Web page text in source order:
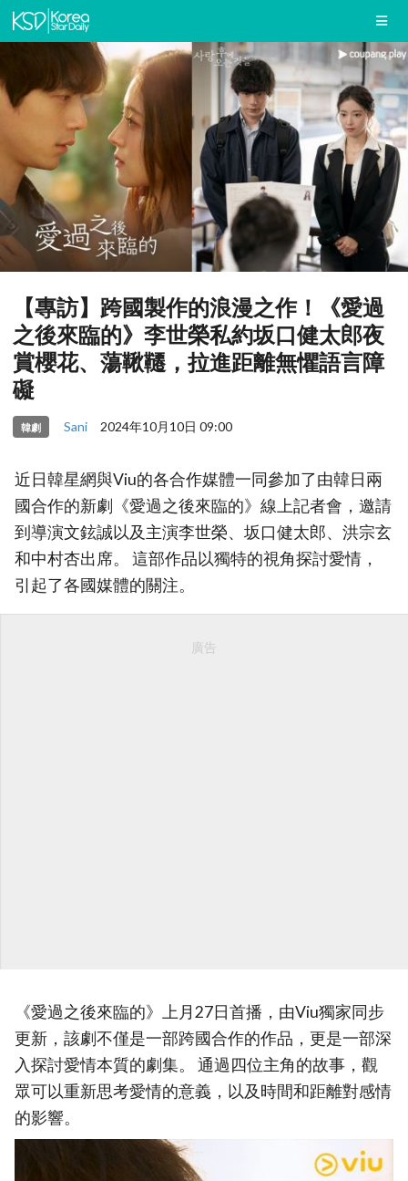
【專訪】跨國製作的浪漫之作！《愛過
之後來臨的》李世榮私約坂口健太郎夜
賞櫻花、蕩鞦韆，拉進距離無懼語言障
礙
韓劇 Sani 2024年10月10日 09:00
近日韓星網與Viu的各合作媒體一同參加了由韓日兩
國合作的新劇《愛過之後來臨的》線上記者會，邀請
到導演文鉉誠以及主演李世榮、坂口健太郎、洪宗玄
和中村杏出席。 這部作品以獨特的視角探討愛情，
引起了各國媒體的關注。
廣告
《愛過之後來臨的》上月27日首播，由Viu獨家同步
更新，該劇不僅是一部跨國合作的作品，更是一部深
入探討愛情本質的劇集。 通過四位主角的故事，觀
眾可以重新思考愛情的意義，以及時間和距離對感情
的影響。